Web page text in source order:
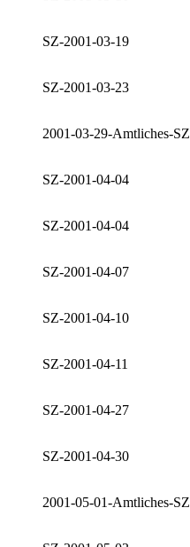
SZ-2001-03-19
SZ-2001-03-23
2001-03-29-Amtliches-SZ
SZ-2001-04-04
SZ-2001-04-04
SZ-2001-04-07
SZ-2001-04-10
SZ-2001-04-11
SZ-2001-04-27
SZ-2001-04-30
2001-05-01-Amtliches-SZ